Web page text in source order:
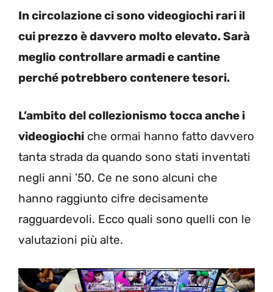
In circolazione ci sono videogiochi rari il
cui prezzo è davvero molto elevato. Sarà
meglio controllare armadi e cantine
perché potrebbero contenere tesori.
L’ambito del collezionismo tocca anche i
videogiochi che ormai hanno fatto davvero
tanta strada da quando sono stati inventati
negli anni ’50. Ce ne sono alcuni che
hanno raggiunto cifre decisamente
ragguardevoli. Ecco quali sono quelli con le
valutazioni più alte.